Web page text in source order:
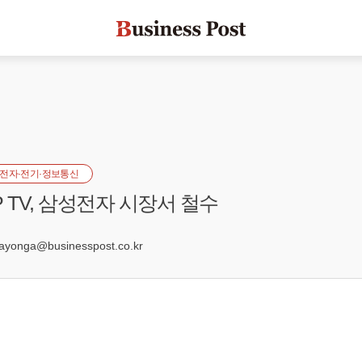
전자·전기·정보통신
TV, 삼성전자 시장서 철수